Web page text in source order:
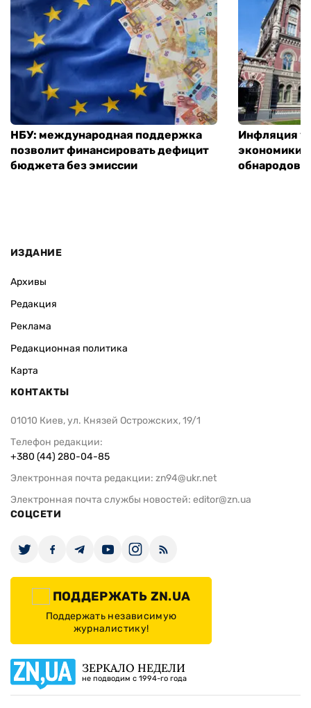
НБУ: международная поддержка
позволит финансировать дефицит
бюджета без эмиссии
Инфляция
экономики
ИЗДАНИЕ
Архивы
Редакция
Реклама
Редакционная политика
Карта
КОНТАКТЫ
01010 Киев, ул. Князей Острожских, 19/1
Телефон редакции:
+380 (44) 280-04-85
Электронная почта редакции: zn94@ukr.net
Электронная почта службы новостей: editor@zn.ua
СОЦСЕТИ
ПОДДЕРЖАТЬ ZN.UA
Поддержать независимую
журналистику!
ЗЕРКАЛО НЕДЕЛИ
не подводим с 1994-го года